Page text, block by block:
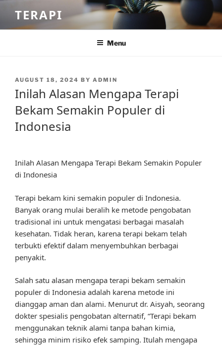
content
TERAPI
Menu
POSTED
AUGUST 18, 2024 BY ADMIN
Inilah Alasan Mengapa Terapi
Bekam Semakin Populer di
Indonesia
Inilah Alasan Mengapa Terapi Bekam Semakin Populer
di Indonesia
Terapi bekam kini semakin populer di Indonesia.
Banyak orang mulai beralih ke metode pengobatan
tradisional ini untuk mengatasi berbagai masalah
kesehatan. Tidak heran, karena terapi bekam telah
terbukti efektif dalam menyembuhkan berbagai
penyakit.
Salah satu alasan mengapa terapi bekam semakin
populer di Indonesia adalah karena metode ini
dianggap aman dan alami. Menurut dr. Aisyah, seorang
dokter spesialis pengobatan alternatif, “Terapi bekam
menggunakan teknik alami tanpa bahan kimia,
sehingga minim risiko efek samping. Itulah mengapa